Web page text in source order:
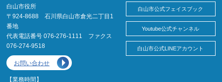
白山市役所
〒924-8688 石川県白山市倉光二丁目1
番地
代表電話番号 076-276-1111 ファクス
076-274-9518
お問い合わせ
【業務時間】
白山市公式フェイスブック
Youtube公式チャンネル
白山市公式LINEアカウント